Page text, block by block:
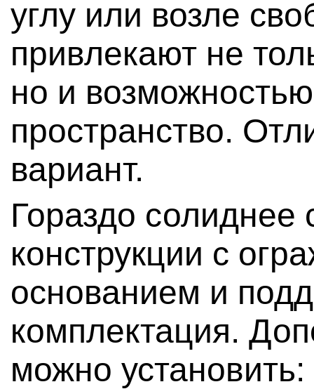
углу или возле
привлекают не
но и
пространство.
вариант.
Гораздо солиднее
конструкции с
основанием и
комплектация.
можно установить: